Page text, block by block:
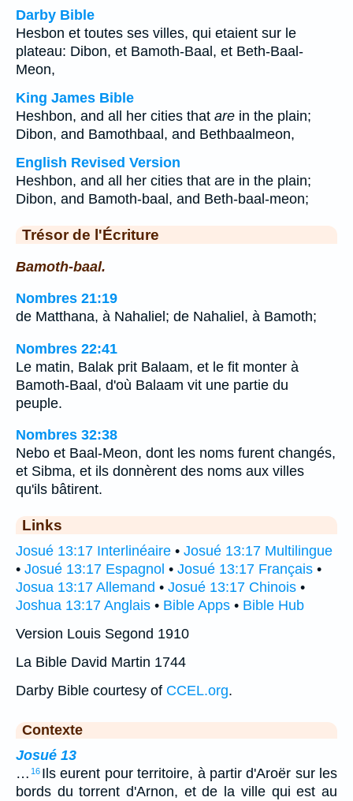
Darby Bible
Hesbon et toutes ses villes, qui etaient sur le
plateau: Dibon, et Bamoth-Baal, et Beth-Baal-
Meon,
King James Bible
Heshbon, and all her cities that are in the plain;
Dibon, and Bamothbaal, and Bethbaalmeon,
English Revised Version
Heshbon, and all her cities that are in the plain;
Dibon, and Bamoth-baal, and Beth-baal-meon;
Trésor de l'Écriture
Bamoth-baal.
Nombres 21:19
de Matthana, à Nahaliel; de Nahaliel, à Bamoth;
Nombres 22:41
Le matin, Balak prit Balaam, et le fit monter à
Bamoth-Baal, d'où Balaam vit une partie du
peuple.
Nombres 32:38
Nebo et Baal-Meon, dont les noms furent changés,
et Sibma, et ils donnèrent des noms aux villes
qu'ils bâtirent.
Links
Josué 13:17 Interlinéaire • Josué 13:17 Multilingue
• Josué 13:17 Espagnol • Josué 13:17 Français •
Josua 13:17 Allemand • Josué 13:17 Chinois •
Joshua 13:17 Anglais • Bible Apps • Bible Hub
Version Louis Segond 1910
La Bible David Martin 1744
Darby Bible courtesy of CCEL.org.
Contexte
Josué 13
… 16 Ils eurent pour territoire, à partir d'Aroër sur les
bords du torrent d'Arnon, et de la ville qui est au